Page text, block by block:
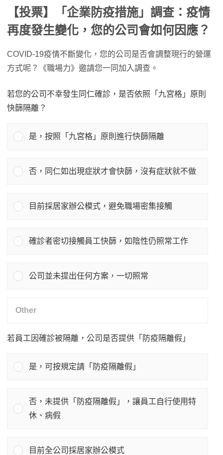
【投票】「企業防疫措施」調查：疫情
再度發生變化，您的公司會如何因應？
COVID-19疫情不斷變化，您的公司是否會調整現行的營運
方式呢？《職場力》邀請您一同加入調查。
若您的公司不幸發生同仁確診，是否依照「九宮格」原則
快篩隔離？
是，按照「九宮格」原則進行快篩隔離
否，同仁如出現症狀才會快篩，沒有症狀就不做
目前採居家辦公模式，避免職場密集接觸
確診者密切接觸員工快篩，如陰性仍照常工作
公司並未提出任何方案，一切照常
若員工因確診被隔離，公司是否提供「防疫隔離假」
是，可按規定請「防疫隔離假」
否，未提供「防疫隔離假」，讓員工自行使用特
休、病假
目前全公司採居家辦公模式